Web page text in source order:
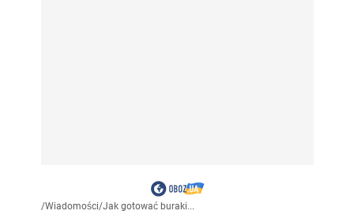
/Wiadomości/Jak gotować buraki...